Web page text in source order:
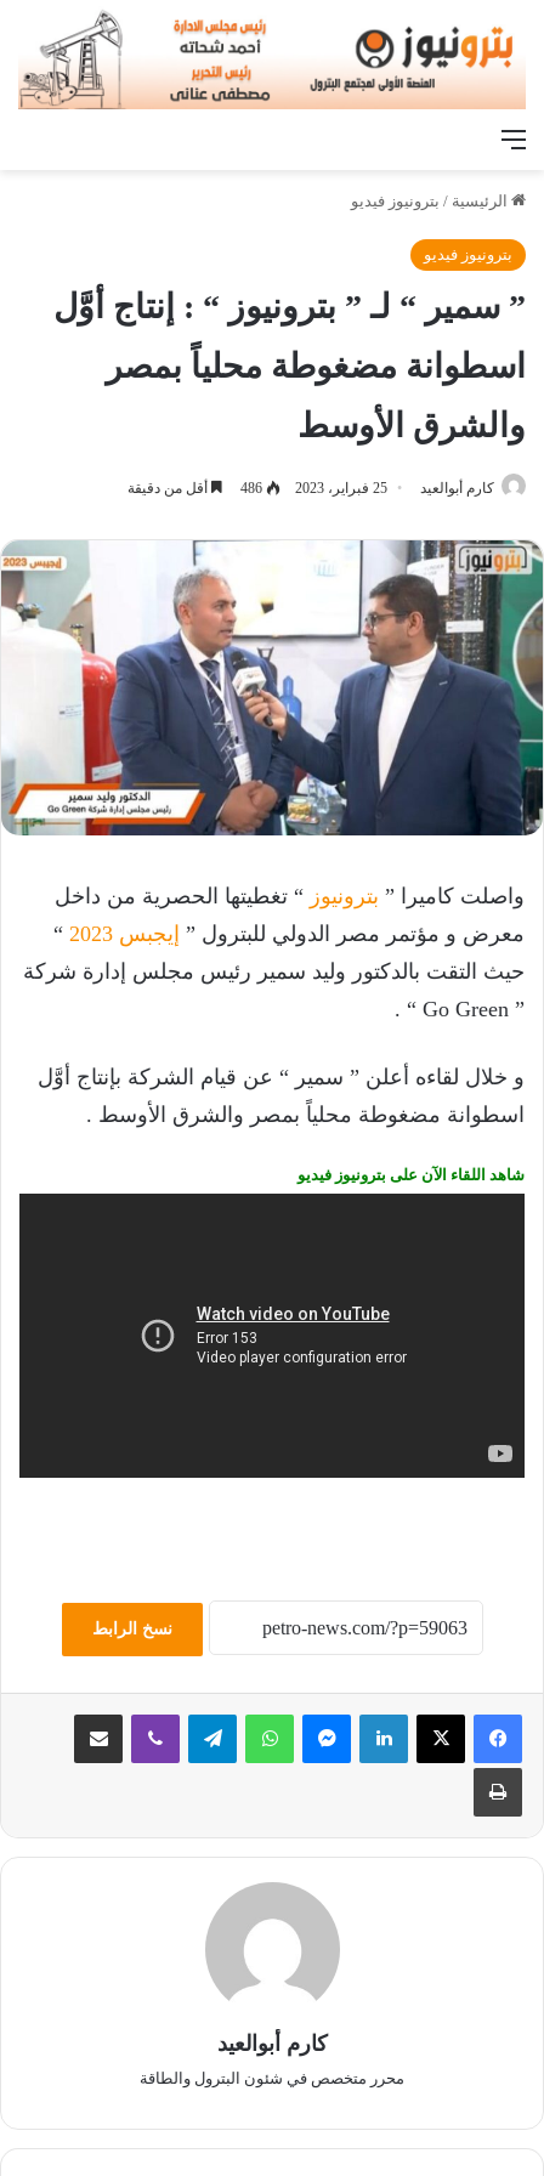
القائمة
الرئيسية / بترونيوز فيديو
بترونيوز فيديو
” سمير “ لـ ” بترونيوز “ : إنتاج أوَّل
اسطوانة مضغوطة محلياً بمصر
والشرق الأوسط
كارم أبوالعيد 25 فبراير، 2023 486 أقل من دقيقة
واصلت كاميرا ” بترونيوز “ تغطيتها الحصرية من داخل
معرض و مؤتمر مصر الدولي للبترول ” إيجبس 2023
“
حيث التقت بالدكتور وليد سمير رئيس مجلس إدارة شركة
” Go Green “ .
و خلال لقاءه أعلن ” سمير “ عن قيام الشركة بإنتاج أوَّل
اسطوانة مضغوطة محلياً بمصر والشرق الأوسط .
شاهد اللقاء الآن على بترونيوز فيديو
نسخ الرابط
لينكدإن ماسنجر واتساب تيلقرام ڤايبر مشاركة عبر البريد
طباعة
كارم أبوالعيد
محرر متخصص في شئون البترول والطاقة